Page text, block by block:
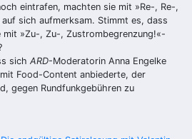
eintrafen, machten sie mit »Re-, Re-,
auf sich aufmerksam. Stimmt es, dass
mit »Zu-, Zu-, Zustrombegrenzung!«-
sich ARD-Moderatorin Anna Engelke
Food-Content anbiederte, der
gegen Rundfunkgebühren zu